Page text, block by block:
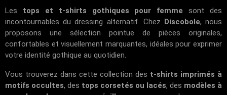
Les tops et t-shirts gothiques pour femme sont des
incontournables du dressing alternatif. Chez Discobole, nous
proposons une sélection pointue de pièces originales,
confortables et visuellement marquantes, idéales pour exprimer
votre identité gothique au quotidien.
Vous trouverez dans cette collection des t-shirts imprimés à
motifs occultes, des tops corsetés ou lacés, des modèles à